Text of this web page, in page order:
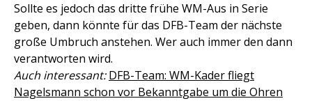
Sollte es jedoch das dritte frühe WM-Aus in Serie
geben, dann könnte für das DFB-Team der nächste
große Umbruch anstehen. Wer auch immer den dann
verantworten wird.
Auch interessant: DFB-Team: WM-Kader fliegt
Nagelsmann schon vor Bekanntgabe um die Ohren